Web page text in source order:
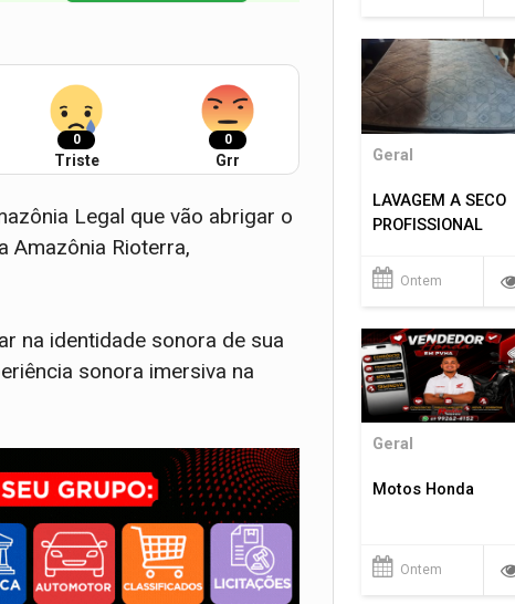
0
Triste
0
Grr
Legal que vão abrigar o
Amazônia Rioterra,
na identidade sonora de sua
sonora imersiva na
Geral
LAVAGEM A SECO
PROFISSIONAL
Ontem
Geral
Motos Honda
Ontem